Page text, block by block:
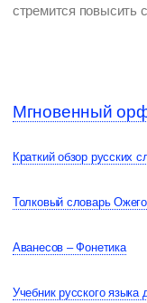
стремится повысить
Мгновенный
Краткий обзор русских
Толковый словарь
Аванесов – Фонетика
Учебник русского языка